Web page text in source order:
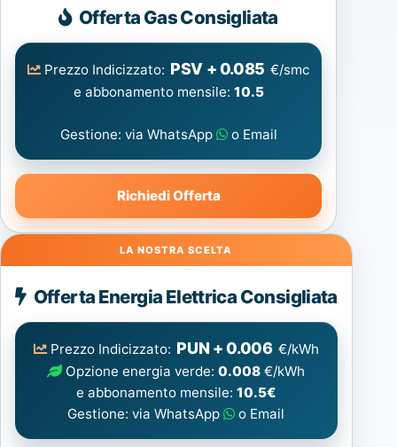
Gas
Offerta Gas Consigliata
Prezzo Indicizzato: PSV + 0.085 €/smc
e abbonamento mensile: 10.5
Gestione: via WhatsApp o Email
Richiedi Offerta
Energia
Elettrica
consigliata
Offerta Energia Elettrica Consigliata
Prezzo Indicizzato: PUN + 0.006 €/kWh
Opzione energia verde:0.008 €/kWh
e abbonamento mensile: 10.5€
Gestione: via WhatsApp
o Email